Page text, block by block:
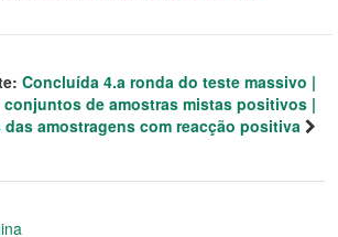
Concluída 4.a ronda do teste massivo |
conjuntos de amostras mistas positivos |
amostragens com reacção positiva